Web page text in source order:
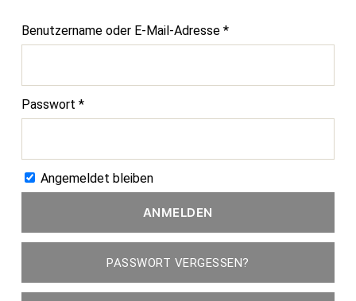
Benutzername oder E-Mail-Adresse *Erforderlich
Passwort *Erforderlich
Angemeldet bleiben
ANMELDEN
PASSWORT VERGESSEN?